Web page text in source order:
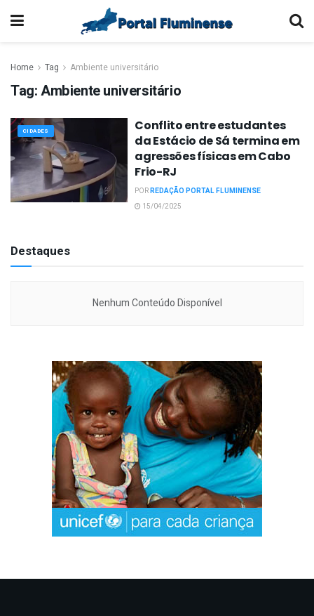
Home Tag Ambiente universitário
Tag:Ambiente universitário
CIDADES
Conflito entre estudantes
da Estácio de Sá termina em
agressões físicas em Cabo
Frio-RJ
PORREDAÇÃO PORTAL FLUMINENSE
15/04/2025
Destaques
Nenhum Conteúdo Disponível